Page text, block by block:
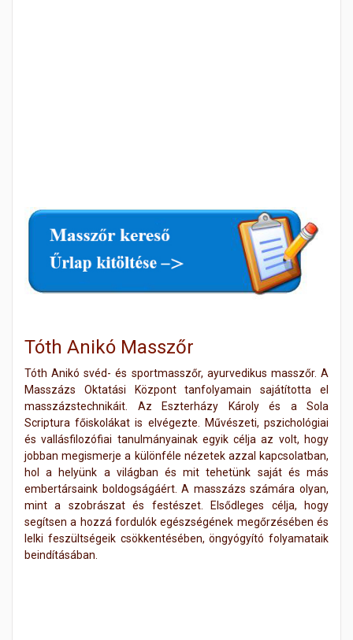
Tóth Anikó Masszőr
Tóth Anikó svéd- és sportmasszőr, ayurvedikus masszőr. A
Masszázs Oktatási Központ tanfolyamain sajátította el
masszázstechnikáit. Az Eszterházy Károly és a Sola
Scriptura főiskolákat is elvégezte. Művészeti, pszichológiai
és vallásfilozófiai tanulmányainak egyik célja az volt, hogy
jobban megismerje a különféle nézetek azzal kapcsolatban,
hol a helyünk a világban és mit tehetünk saját és más
embertársaink boldogságáért. A masszázs számára olyan,
mint a szobrászat és festészet. Elsődleges célja, hogy
segítsen a hozzá fordulók egészségének megőrzésében és
lelki feszültségeik csökkentésében, öngyógyító folyamataik
beindításában.